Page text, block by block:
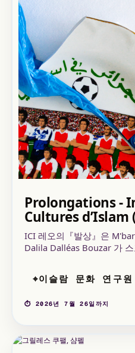
Prolongations -
Cultures d’Islam
ICI 레오의『발상』은
Dalila Dalléas Bouzar 가
⌖이슬람 문화 연구
⏱ 2026년 7월 26일까지